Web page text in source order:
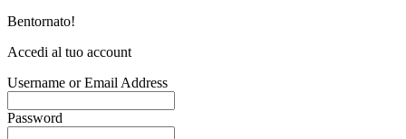
Bentornato!
Accedi al tuo account
Username or Email Address
Password